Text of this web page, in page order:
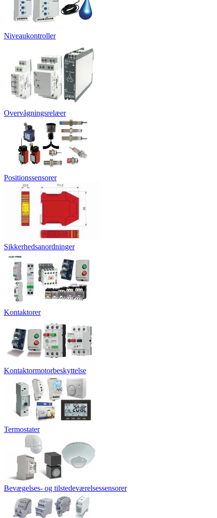
Niveaukontroller
Overvågningsrelæer
Positionssensorer
Sikkerhedsanordninger
Kontaktorer
Kontaktormotorbeskyttelse
Termostater
Bevægelses- og tilstedeværelsessensorer